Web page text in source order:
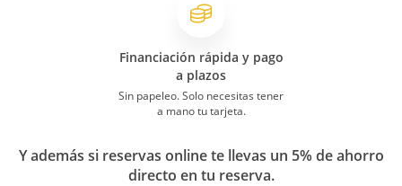
Financiación rápida y pago
a plazos
Sin papeleo. Solo necesitas tener
a mano tu tarjeta.
Y además si reservas online te llevas un 5% de ahorro
directo en tu reserva.